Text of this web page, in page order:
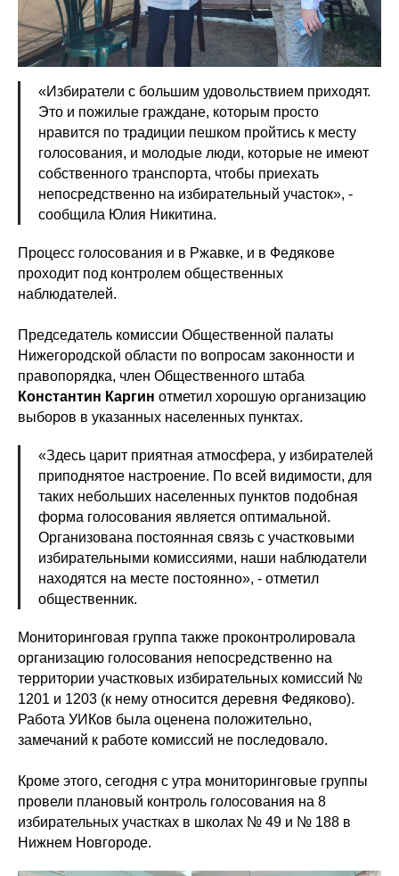
«Избиратели с большим удовольствием приходят.
Это и пожилые граждане, которым просто
нравится по традиции пешком пройтись к месту
голосования, и молодые люди, которые не имеют
собственного транспорта, чтобы приехать
непосредственно на избирательный участок», -
сообщила Юлия Никитина.
Процесс голосования и в Ржавке, и в Федякове
проходит под контролем общественных
наблюдателей.
Председатель комиссии Общественной палаты
Нижегородской области по вопросам законности и
правопорядка, член Общественного штаба
Константин Каргин отметил хорошую организацию
выборов в указанных населенных пунктах.
«Здесь царит приятная атмосфера, у избирателей
приподнятое настроение. По всей видимости, для
таких небольших населенных пунктов подобная
форма голосования является оптимальной.
Организована постоянная связь с участковыми
избирательными комиссиями, наши наблюдатели
находятся на месте постоянно», - отметил
общественник.
Мониторинговая группа также проконтролировала
организацию голосования непосредственно на
территории участковых избирательных комиссий №
1201 и 1203 (к нему относится деревня Федяково).
Работа УИКов была оценена положительно,
замечаний к работе комиссий не последовало.
Кроме этого, сегодня с утра мониторинговые группы
провели плановый контроль голосования на 8
избирательных участках в школах № 49 и № 188 в
Нижнем Новгороде.